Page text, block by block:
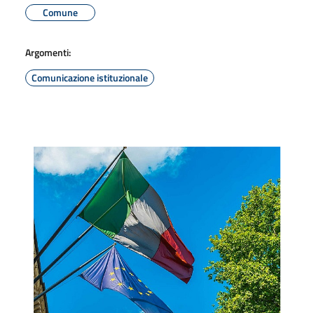
Comune
Argomenti:
Comunicazione istituzionale